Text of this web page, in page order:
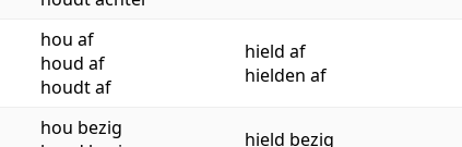
hou af
houd af
houdt af
hield af
hielden af
hou bezig
hield bezig